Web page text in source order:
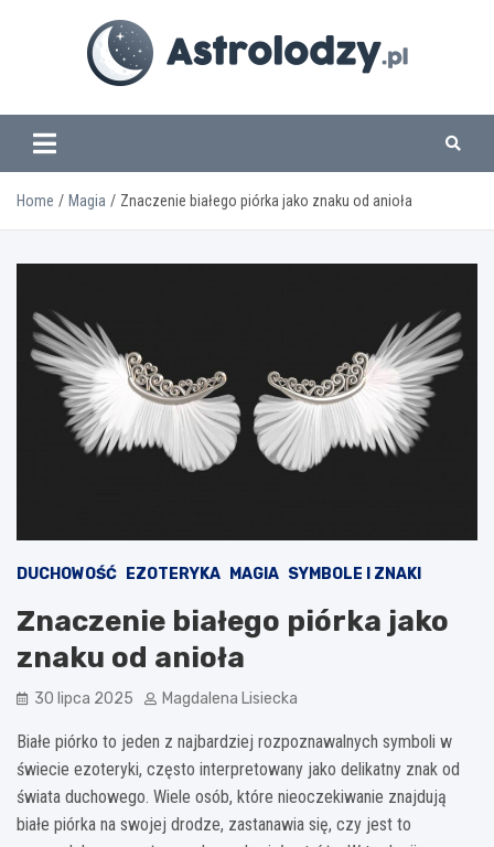
www.astrolodzy.pl
Home Magia Znaczenie białego piórka jako znaku od anioła
DUCHOWOŚĆ EZOTERYKA MAGIA SYMBOLE I ZNAKI
Znaczenie białego piórka jako
znaku od anioła
30 lipca 2025 Magdalena Lisiecka
Białe piórko to jeden z najbardziej rozpoznawalnych symboli w
świecie ezoteryki, często interpretowany jako delikatny znak od
świata duchowego. Wiele osób, które nieoczekiwanie znajdują
białe piórka na swojej drodze, zastanawia się, czy jest to